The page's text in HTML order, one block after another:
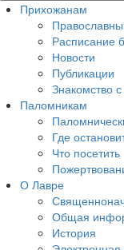
Прихожанам
Расписание
Новости
Публикации
Знакомство
Паломникам
Где
Что посетить
О Лавре
Общая
История